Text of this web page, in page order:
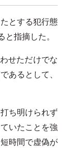
とする犯行態
指摘した。
せただけでな
あるとして、
ち明けられず
いたことを強
時間で虚偽が